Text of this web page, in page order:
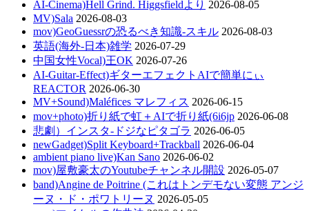
AI-Cinema)Hell Grind. Higgsfieldより 2026-08-05
MV)Sala 2026-08-03
mov)GeoGuessrの恐るべき知識-スキル 2026-08-03
英語(海外-日本)雑学 2026-07-29
中国女性Vocal)王OK 2026-07-26
AI-Guitar-Effect)ギターエフェクトAIで簡単にぃ
REACTOR 2026-06-30
MV+Sound)Maléfices マレフィス 2026-06-15
mov+photo)折り紙で虹＋AIで折り紙(6i6jp 2026-06-08
悲劇）インスタ-ドジなピタゴラ 2026-06-05
newGadget)Split Keyboard+Trackball 2026-06-04
ambient piano live)Kan Sano 2026-06-02
mov)屋敷豪太のYoutubeチャンネル開設 2026-05-07
band)Angine de Poitrine (これはトンデモない変態 アンジ
ーヌ・ド・ポワトリーヌ 2026-05-05